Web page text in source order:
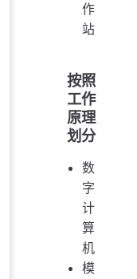
作
站
按照
工作
原理
划分
数
字
计
算
机
模